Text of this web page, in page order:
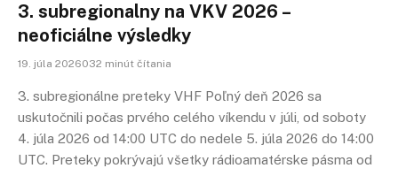
3. subregionalny na VKV 2026 –
neoficiálne výsledky
19. júla 2026032 minút čítania
3. subregionálne preteky VHF Poľný deň 2026 sa
uskutočnili počas prvého celého víkendu v júli, od soboty
4. júla 2026 od 14:00 UTC do nedele 5. júla 2026 do 14:00
UTC. Preteky pokrývajú všetky rádioamatérske pásma od